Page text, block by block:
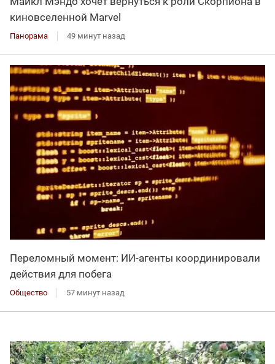
киновселенной Marvel
Панорама 49 минут назад
Переломный момент: ИИ-агенты координировали
действия для побега
Общество 57 минут назад